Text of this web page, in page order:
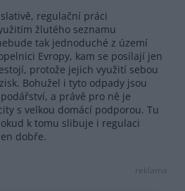
regulační práci
žlutého seznamu
tak jednoduché z území
Evropy, kam se posílají jen
protože jejich využití sebou
Bohužel i tyto odpady jsou
a právě pro ně je
s velkou domácí podporou. Tu
k tomu slibuje i regulaci
dobře.
reklama